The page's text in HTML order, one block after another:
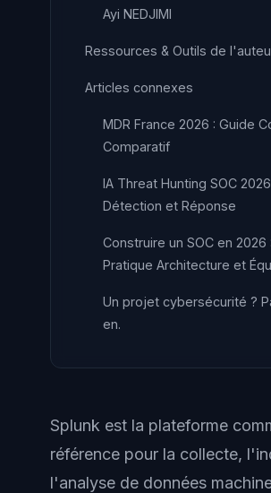
Ayi NEDJIMI
Ressources & Outils de
Articles connexes
MDR France 2026 : Guide
Comparatif
IA Threat Hunting SOC 2026
Détection et Réponse
Construire un SOC en 2026
Pratique Architecture et
Un projet cybersécurité ?
en.
Splunk est la plateforme
référence pour la collecte,
l'analyse de données